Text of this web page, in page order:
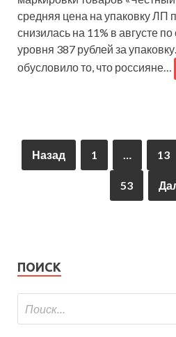
средняя цена на упаковку ЛП
снизилась на 11% в августе
уровня 387 рублей за
обусловило то, что россияне…
Назад 1 … 13
53
ПОИСК